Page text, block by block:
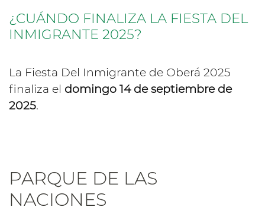
¿CUÁNDO FINALIZA LA FIESTA DEL
INMIGRANTE 2025?
La Fiesta Del Inmigrante de Oberá 2025
finaliza el domingo 14 de septiembre de
2025.
PARQUE DE LAS
NACIONES